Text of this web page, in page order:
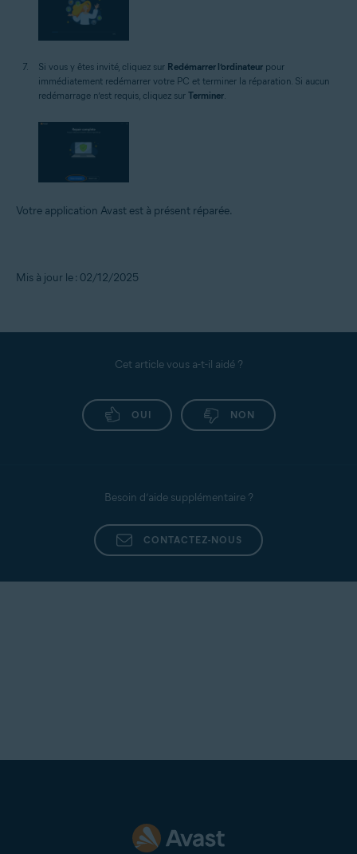
Si vous y êtes invité, cliquez sur Redémarrer l’ordinateur pour
immédiatement redémarrer votre PC et terminer la réparation. Si aucun
redémarrage n’est requis, cliquez sur Terminer
Votre application Avast est à présent réparée.
Mis à jour le : 02/12/2025
Cet article vous a-t-il aidé ?
OUI NON
Besoin d’aide supplémentaire ?
CONTACTEZ-NOUS